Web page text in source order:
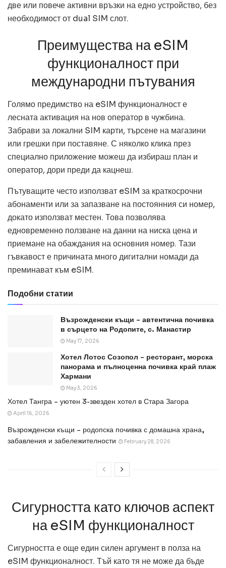
две или повече активни връзки на едно устройство, без
необходимост от dual SIM слот.
Преимущества на eSIM
функционалност при
международни пътувания
Голямо предимство на eSIM функционалност е
лесната активация на нов оператор в чужбина.
Забрави за локални SIM карти, търсене на магазини
или грешки при поставяне. С няколко клика през
специално приложение можеш да избираш план и
оператор, дори преди да кацнеш.
Пътуващите често използват eSIM за краткосрочни
абонаменти или за запазване на постоянния си номер,
докато използват местен. Това позволява
едновременно ползване на данни на ниска цена и
приемане на обаждания на основния номер. Тази
гъвкавост е причината много дигитални номади да
преминават към eSIM.
Подобни статии
Възрожденски къщи – автентична почивка
в сърцето на Родопите, с. Манастир
May 17, 2026
Хотел Лотос Созопол – ресторант, морска
панорама и пълноценна почивка край плаж
Хармани
May 3, 2026
Хотел Тангра – уютен 3-звезден хотел в Стара Загора
April 16, 2026
Възрожденски къщи – родопска почивка с домашна храна,
забавления и забележителности
February 28, 2026
Сигурността като ключов аспект
на eSIM функционалност
Сигурността е още един силен аргумент в полза на
eSIM функционалност. Тъй като тя не може да бъде